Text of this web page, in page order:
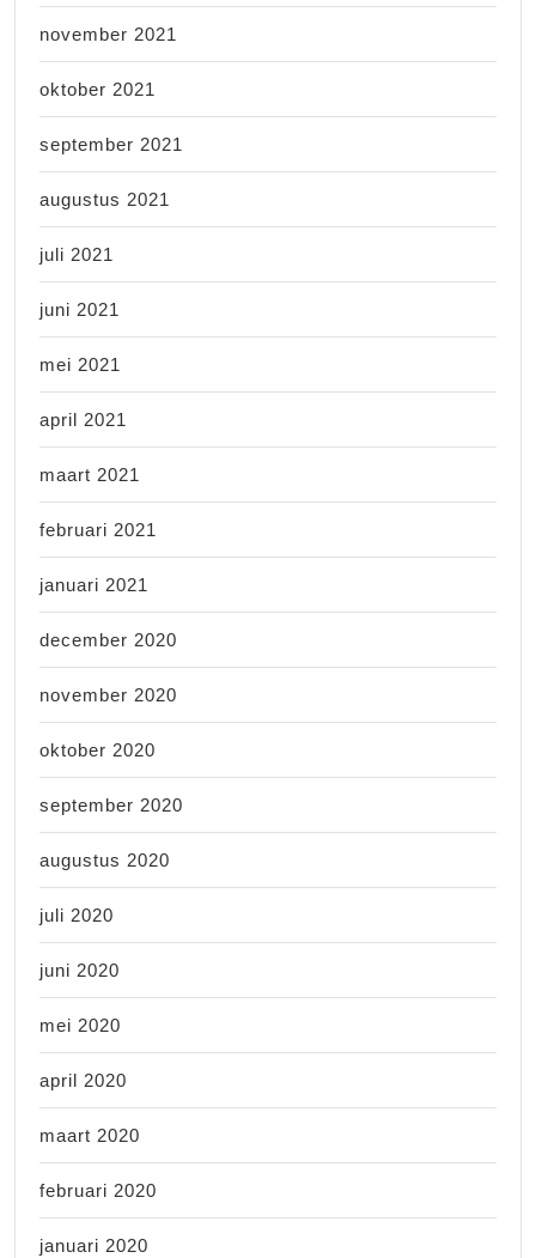
november 2021
oktober 2021
september 2021
augustus 2021
juli 2021
juni 2021
mei 2021
april 2021
maart 2021
februari 2021
januari 2021
december 2020
november 2020
oktober 2020
september 2020
augustus 2020
juli 2020
juni 2020
mei 2020
april 2020
maart 2020
februari 2020
januari 2020